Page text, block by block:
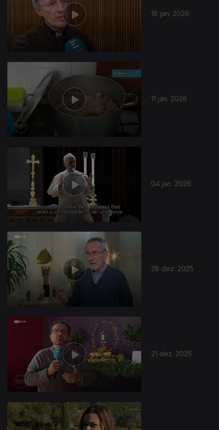
18 jan. 2026
11 jan. 2026
04 jan. 2026
28 dez. 2025
21 dez. 2025